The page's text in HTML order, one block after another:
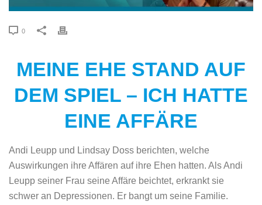
0
MEINE EHE STAND AUF
DEM SPIEL – ICH HATTE
EINE AFFÄRE
Andi Leupp und Lindsay Doss berichten, welche
Auswirkungen ihre Affären auf ihre Ehen hatten. Als Andi
Leupp seiner Frau seine Affäre beichtet, erkrankt sie
schwer an Depressionen. Er bangt um seine Familie.